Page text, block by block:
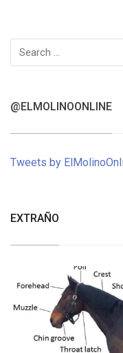
Search
for:
@ELMOLINOONLINE
Tweets by
EXTRAÑO